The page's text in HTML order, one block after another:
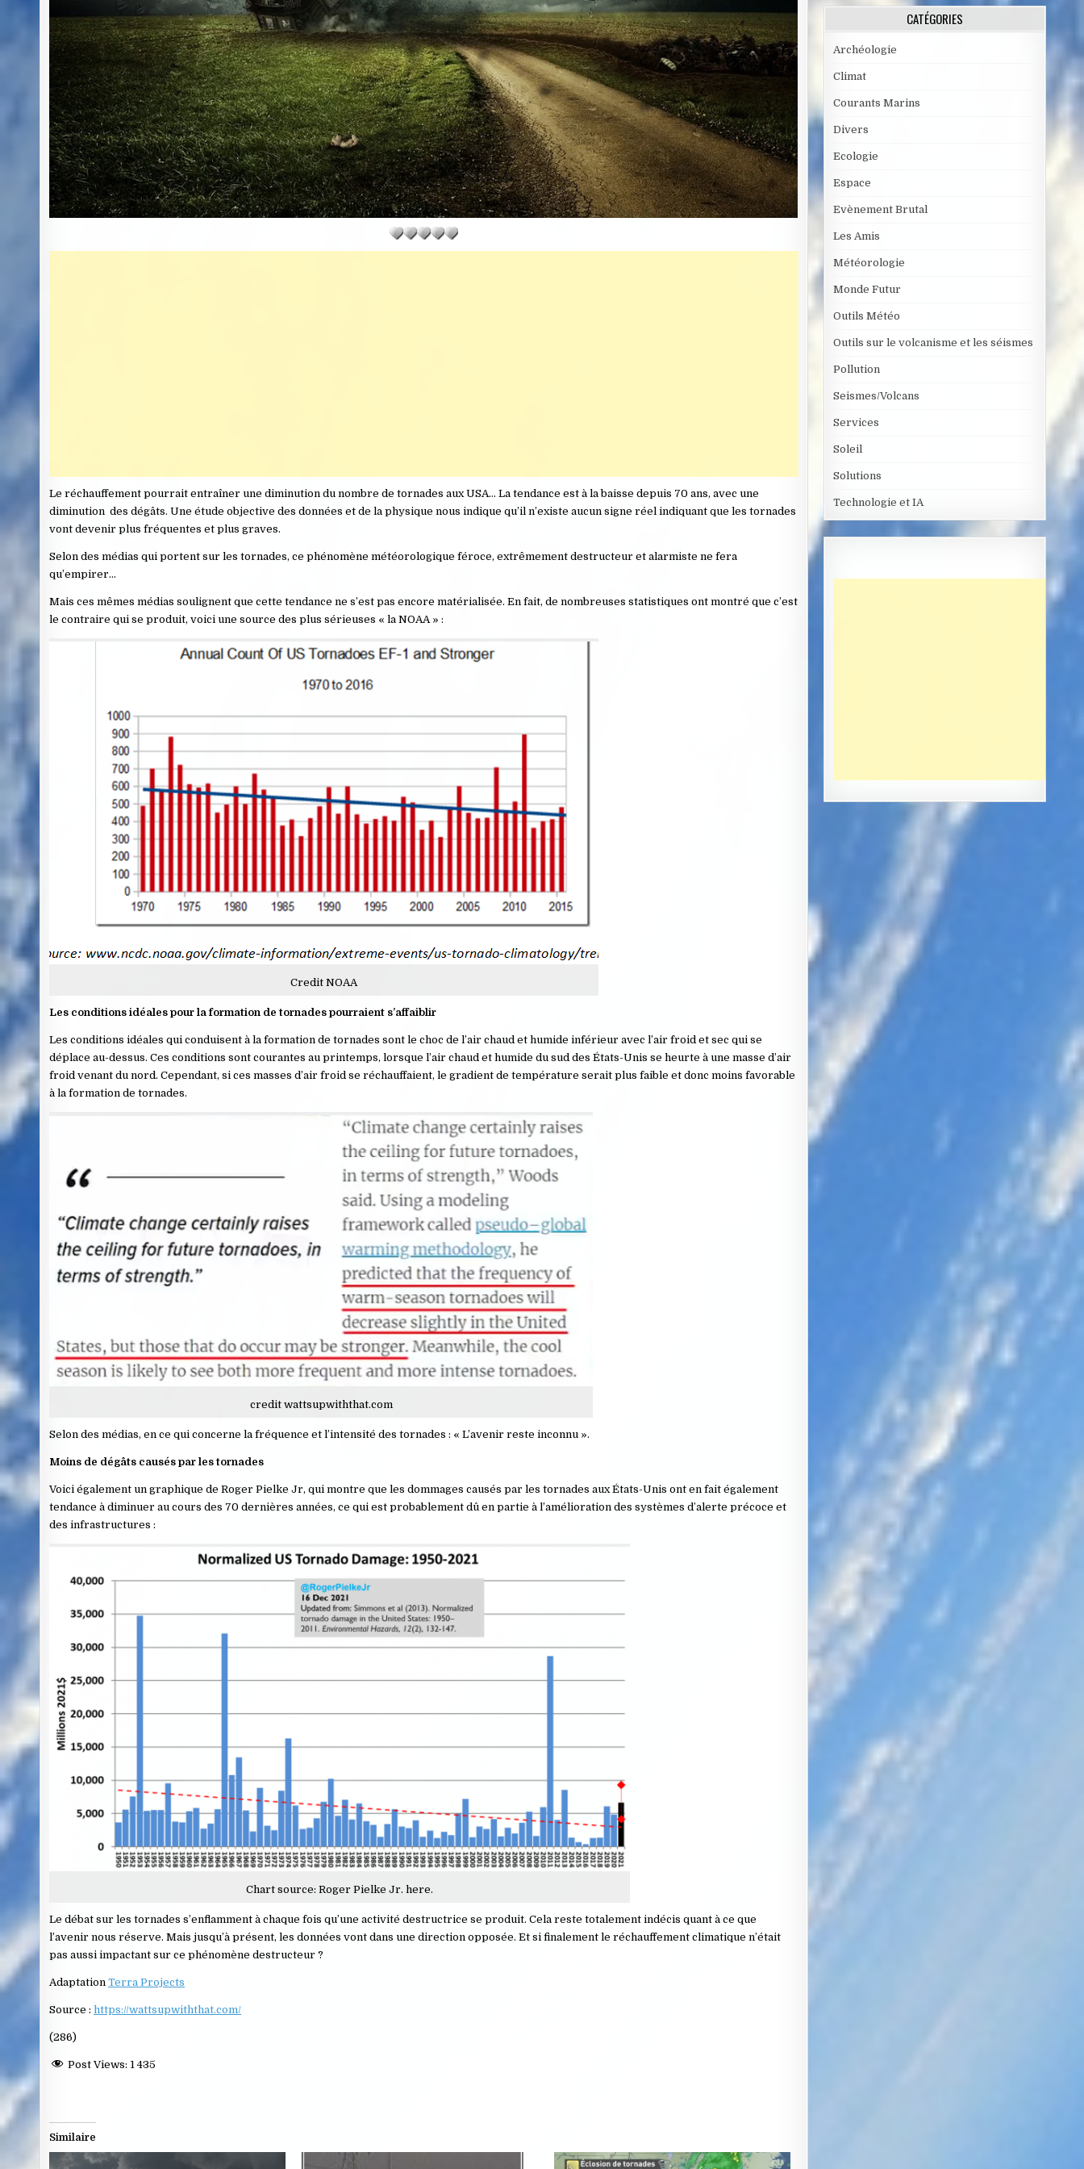
Le réchauffement pourrait entraîner une diminution du nombre de tornades aux USA… La tendance est à la baisse depuis 70 ans, avec une
diminution des dégâts. Une étude objective des données et de la physique nous indique qu’il n’existe aucun signe réel indiquant que les tornades
vont devenir plus fréquentes et plus graves.
Selon des médias qui portent sur les tornades, ce phénomène météorologique féroce, extrêmement destructeur et alarmiste ne fera
qu’empirer…
Mais ces mêmes médias soulignent que cette tendance ne s’est pas encore matérialisée. En fait, de nombreuses statistiques ont montré que c’est
le contraire qui se produit, voici une source des plus sérieuses « la NOAA » :
Credit NOAA
Les conditions idéales pour la formation de tornades pourraient s’affaiblir
Les conditions idéales qui conduisent à la formation de tornades sont le choc de l’air chaud et humide inférieur avec l’air froid et sec qui se
déplace au-dessus. Ces conditions sont courantes au printemps, lorsque l’air chaud et humide du sud des États-Unis se heurte à une masse d’air
froid venant du nord. Cependant, si ces masses d’air froid se réchauffaient, le gradient de température serait plus faible et donc moins favorable
à la formation de tornades.
credit wattsupwiththat.com
Selon des médias, en ce qui concerne la fréquence et l’intensité des tornades : « L’avenir reste inconnu ».
Moins de dégâts causés par les tornades
Voici également un graphique de Roger Pielke Jr, qui montre que les dommages causés par les tornades aux États-Unis ont en fait également
tendance à diminuer au cours des 70 dernières années, ce qui est probablement dû en partie à l’amélioration des systèmes d’alerte précoce et
des infrastructures :
Chart source: Roger Pielke Jr. here.
Le débat sur les tornades s’enflamment à chaque fois qu’une activité destructrice se produit. Cela reste totalement indécis quant à ce que
l’avenir nous réserve. Mais jusqu’à présent, les données vont dans une direction opposée. Et si finalement le réchauffement climatique n’était
pas aussi impactant sur ce phénomène destructeur ?
AdaptationTerra Projects
Source :https://wattsupwiththat.com/
(286)
Post Views: 1 435
Similaire
CATÉGORIES
Archéologie
Climat
Courants Marins
Divers
Ecologie
Espace
Evènement Brutal
Les Amis
Météorologie
Monde Futur
Outils Météo
Outils sur le volcanisme et les séismes
Pollution
Seismes/Volcans
Services
Soleil
Solutions
Technologie et IA